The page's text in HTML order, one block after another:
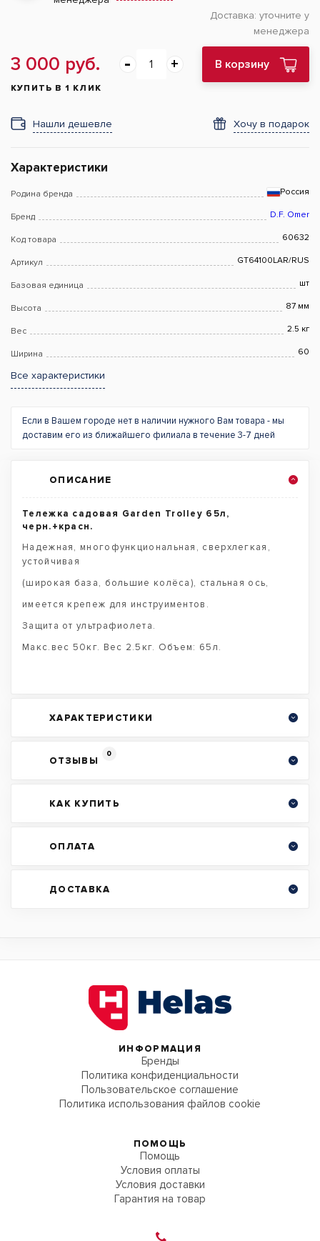
Доставка: уточните у
менеджера
3 000 руб. В корзину
КУПИТЬ В 1 КЛИК
Нашли дешевле Хочу в подарок
Характеристики
Родина бренда Россия
Бренд D.F. Omer
Код товара 60632
Артикул GT64100LAR/RUS
Базовая единица шт
Высота 87 мм
Вес 2.5 кг
Ширина 60
Все характеристики
Если в Вашем городе нет в наличии нужного Вам товара - мы
доставим его из ближайшего филиала в течение 3-7 дней
ОПИСАНИЕ
Тележка садовая Garden Trolley 65л,
черн.+красн.
Надежная, многофункциональная, сверхлегкая,
устойчивая
(широкая база, большие колёса), стальная ось,
имеется крепеж для инструиментов.
Защита от ультрафиолета.
Макс.вес 50кг. Вес 2.5кг. Объем: 65л.
ХАРАКТЕРИСТИКИ
ОТЗЫВЫ
0
КАК КУПИТЬ
ОПЛАТА
ДОСТАВКА
ИНФОРМАЦИЯ
Бренды
Политика конфиденциальности
Пользовательское соглашение
Политика использования файлов cookie
ПОМОЩЬ
Помощь
Условия оплаты
Условия доставки
Гарантия на товар